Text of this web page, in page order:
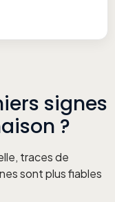
signes
?
traces de
sont plus fiables